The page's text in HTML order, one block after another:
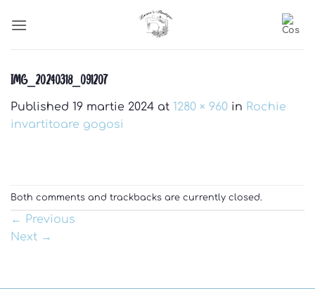
IMG_20240318_091207
Published 19 martie 2024 at 1280 × 960 in Rochie
invartitoare gogosi
Both comments and trackbacks are currently closed.
← Previous
Next →